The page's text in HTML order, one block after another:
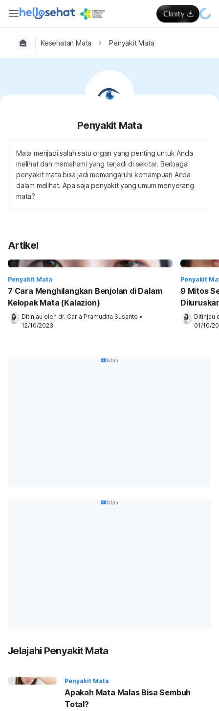
Kesehatan Mata Penyakit Mata
Penyakit Mata
Mata menjadi salah satu organ yang penting untuk Anda
melihat dan memahami yang terjadi di sekitar. Berbagai
penyakit mata bisa jadi memengaruhi kemampuan Anda
dalam melihat. Apa saja penyakit yang umum menyerang
mata?
Artikel
Penyakit Mata
7 Cara Menghilangkan Benjolan di Dalam
Kelopak Mata (Kalazion)
Ditinjau oleh dr. Carla Pramudita Susanto •
12/10/2023
Penyakit
9 Mitos
Ditinjau
01/10/
Iklan
Iklan
Jelajahi Penyakit Mata
Penyakit Mata
Apakah Mata Malas Bisa Sembuh
Total?